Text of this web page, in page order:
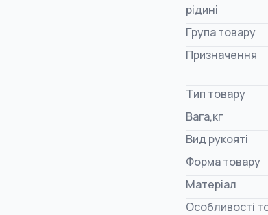
рідині
Група товару
Призначення
Тип товару
Вага,кг
Вид рукояті
Форма товару
Матеріал
Особливості